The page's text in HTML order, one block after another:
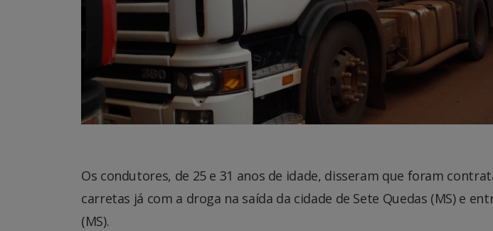
Os condutores, de 25 e 31 anos de idade, disseram que foram
carretas já com a droga na saída da cidade de Sete Quedas (MS) e
(MS).